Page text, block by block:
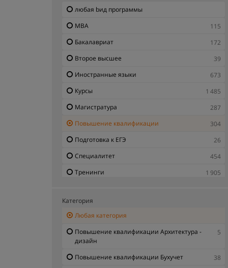
любая bид программы
MBA
115
Бакалавриат
172
Второе высшее
39
Иностранные языки
673
Курсы
1 485
Магистратура
287
Повышение квалификации
304
Подготовка к ЕГЭ
26
Специалитет
454
Тренинги
1 905
Категория
Любая категория
Повышение квалификации Архитектура -
дизайн
5
Повышение квалификации Бухучет
38